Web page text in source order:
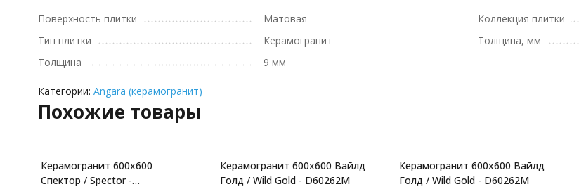
Поверхность плитки
Матовая
Тип плитки
Керамогранит
Толщина
9 мм
Коллекция плитки
Толщина, мм
Категории: Angara (керамогранит)
Похожие товары
Керамогранит 600x600
Спектор / Spector -
Керамогранит 600x600 Вайлд
Голд / Wild Gold - D60262M
Керамогранит 600x600 Вайлд
Голд / Wild Gold - D60262M